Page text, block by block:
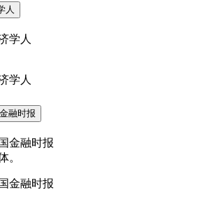
人
学人
学人
融时报
金融时报
。
金融时报